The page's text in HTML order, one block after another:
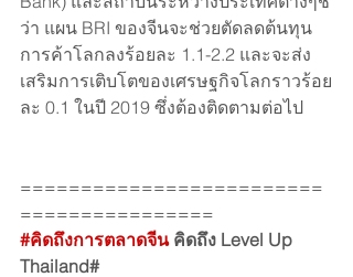
ว่า แผน BRI ของจีนจะช่วยตัดลดต้นทุน
การค้าโลกลงร้อยละ 1.1-2.2 และจะส่ง
เสริมการเติบโตของเศรษฐกิจโลกราวร้อย
ละ 0.1 ในปี 2019 ซึ่งต้องติดตามต่อไป
=========================
================
#คิดถึงการตลาดจีน คิดถึง Level Up
Thailand#